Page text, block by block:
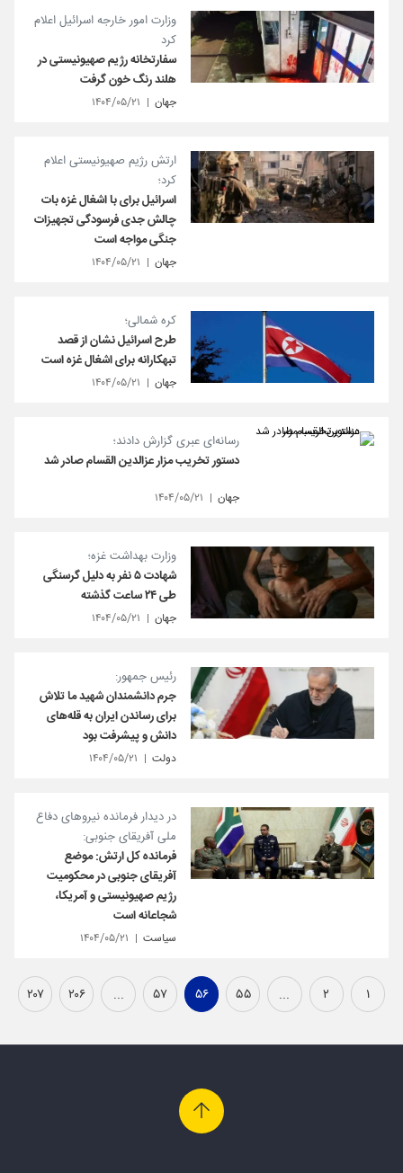
وزارت امور خارجه اسرائیل اعلام
کرد
سفارتخانه رژیم صهیونیستی در
هلند رنگ خون گرفت
جهان ۱۴۰۴/۰۵/۲۱
ارتش رژیم صهیونیستی اعلام
کرد؛
اسرائیل برای با اشغال غزه بات
چالش جدی فرسودگی تجهیزات
جنگی مواجه است
جهان ۱۴۰۴/۰۵/۲۱
کره شمالی؛
طرح اسرائیل نشان از قصد
تبهکارانه برای اشغال غزه است
جهان ۱۴۰۴/۰۵/۲۱
رسانه‌ای عبری گزارش دادند؛
دستور تخریب مزار عزالدین القسام صادر شد
جهان ۱۴۰۴/۰۵/۲۱
وزارت بهداشت غزه؛
شهادت ۵ نفر به دلیل گرسنگی
طی ۲۴ ساعت گذشته
جهان ۱۴۰۴/۰۵/۲۱
رئیس جمهور:
جرم دانشمندان شهید ما تلاش
برای رساندن ایران به قله‌های
دانش و پیشرفت بود
دولت ۱۴۰۴/۰۵/۲۱
در دیدار فرمانده نیروهای دفاع
ملی آفریقای جنوبی:
فرمانده کل ارتش: موضع
آفریقای جنوبی در محکومیت
رژیم صهیونیستی و آمریکا،
شجاعانه است
سیاست ۱۴۰۴/۰۵/۲۱
۱ ۲ ... ۵۵ ۵۶ ۵۷ ... ۲۰۶ ۲۰۷